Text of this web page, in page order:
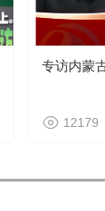
专访内蒙
12179